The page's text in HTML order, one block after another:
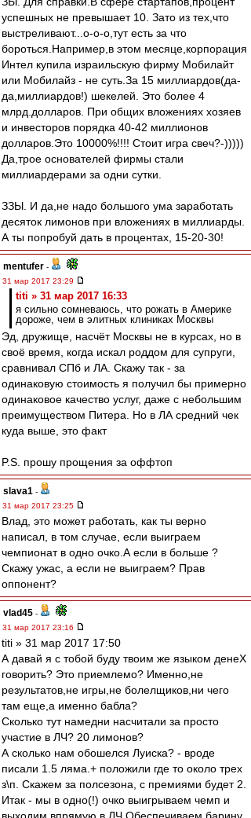
успешных не превышает 10. Зато из тех,что
выстреливают...о-о-о,тут есть за что
бороться.Например,в этом месяце,корпорация
Интел купила израильскую фирму Мобилайт
или Мобилайз - не суть.За 15 миллиардов(да-
да,миллиардов!) шекелей. Это более 4
млрд.долларов. При общих вложениях хозяев
и инвесторов порядка 40-42 миллионов
долларов.Это 10000%!!!! Стоит игра свеч?-)))))
Да,трое основателей фирмы стали
миллиардерами за одни сутки.
ЗЗЫ. И да,не надо большого ума заработать
десяток лимонов при вложениях в миллиарды.
А ты попробуй дать в процентах, 15-20-30!
mentufer -
31 мар 2017 23:29
titi » 31 мар 2017 16:33
я сильно сомневаюсь, что рожать в Америке
дороже, чем в элитных клиниках Москвы
Эд, дружище, насчёт Москвы не в курсах, но в
своё время, когда искал роддом для супруги,
сравнивал СПб и ЛА. Скажу так - за
одинаковую стоимость я получил бы примерно
одинаковое качество услуг, даже с небольшим
преимуществом Питера. Но в ЛА средний чек
куда выше, это факт
P.S. прошу прощения за оффтоп
slava1 -
31 мар 2017 23:25
Влад, это может работать, как ты верно
написал, в том случае, если выиграем
чемпионат в одно очко.А если в больше ?
Скажу ужас, а если не выиграем? Прав
оппонент?
vlad45 -
31 мар 2017 23:16
titi » 31 мар 2017 17:50
А давай я с тобой буду твоим же языком денеХ
говорить? Это приемлемо? Именно,не
результатов,не игры,не болелщиков,ни чего
там еще,а именно бабла?
Сколько тут намедни насчитали за просто
участие в ЛЧ? 20 лимонов?
А сколько нам обошелся Луиска? - вроде
писали 1.5 ляма.+ положили где то около трех
з\п. Скажем за полсезона, с премиями будет 2.
Итак - мы в одно(!) очко выигрываем чемп и